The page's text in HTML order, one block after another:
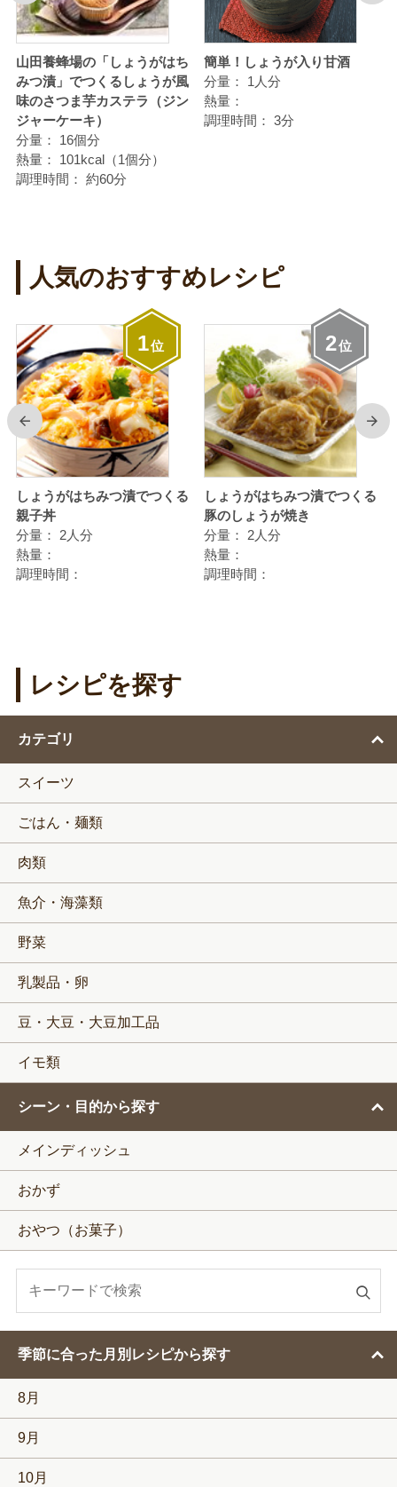
山田養蜂場の「しょうがはち
みつ漬」でつくるしょうが風
味のさつま芋カステラ（ジン
ジャーケーキ）
分量：
16個分
熱量：
101kcal（1個分）
調理時間： 約60分
簡単！しょうが入り甘酒
分量：
1人分
熱量：
調理時間： 3分
人気のおすすめレシピ
前
1位
しょうがはちみつ漬でつくる
親子丼
分量：
2人分
熱量：
調理時間：
2位
しょうがはちみつ漬でつくる
豚のしょうが焼き
分量：
2人分
熱量：
調理時間：
次
レシピを探す
カテゴリ
スイーツ
ごはん・麺類
肉類
魚介・海藻類
野菜
乳製品・卵
豆・大豆・大豆加工品
イモ類
シーン・目的から探す
メインディッシュ
おかず
おやつ（お菓子）
索
季節に合った月別レシピから探す
8月
9月
10月